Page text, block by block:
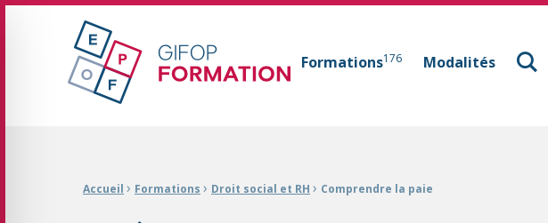
GIFOP Formation Centre de formation continue à Mulhouse
Formations176 Modalités
Fil d'Ariane :
Accueil › Formations › Droit social et RH › Comprendre la paie